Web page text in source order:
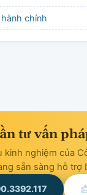
chính
tư vấn
nghiệm của
sẵn sàng hỗ trợ